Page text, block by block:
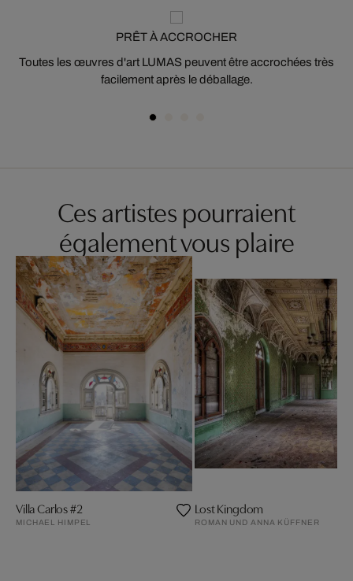
PRÊT À ACCROCHER
Toutes les œuvres d'art LUMAS peuvent être accrochées très
facilement après le déballage.
Ces artistes pourraient
également vous plaire
Villa Carlos #2
MICHAEL HIMPEL
Lost Kingdom
ROMAN UND ANNA KÜFFNER